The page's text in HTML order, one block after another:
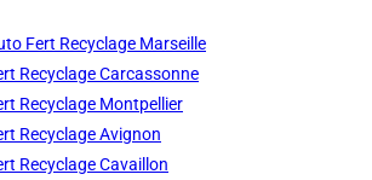
Fert Recyclage Marseille
Recyclage Carcassonne
Recyclage Montpellier
Recyclage Avignon
Recyclage Cavaillon